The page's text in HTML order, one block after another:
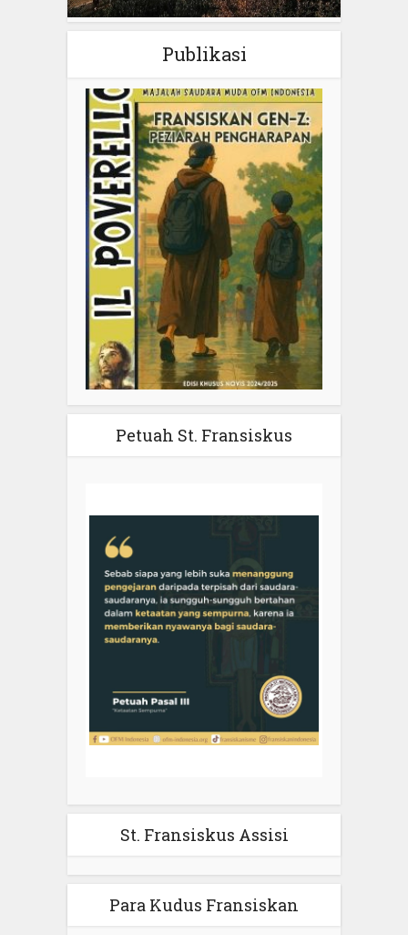
Publikasi
Petuah St. Fransiskus
St. Fransiskus Assisi
Para Kudus Fransiskan